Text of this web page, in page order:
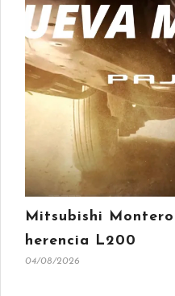
Mitsubishi
herencia L200
04/08/2026